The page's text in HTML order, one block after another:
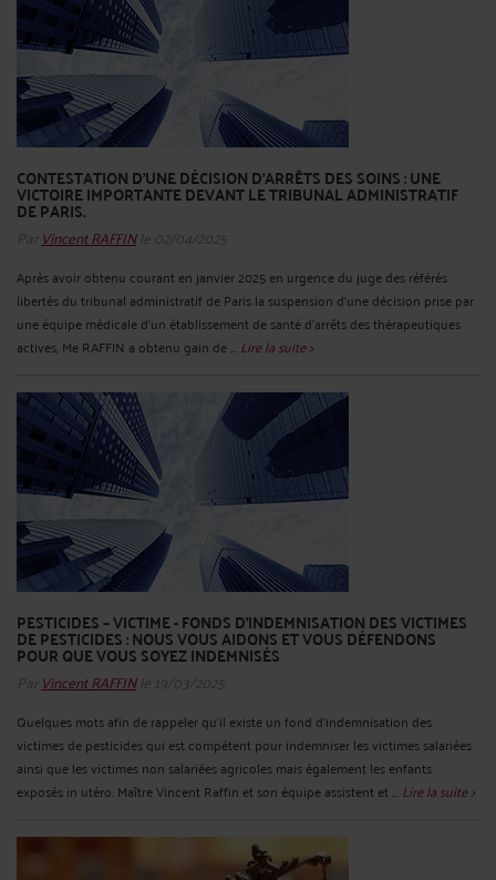
CONTESTATION D’UNE DÉCISION D’ARRÊTS DES SOINS : UNE
VICTOIRE IMPORTANTE DEVANT LE TRIBUNAL ADMINISTRATIF
DE PARIS.
Par Vincent RAFFINle 02/04/2025
Après avoir obtenu courant en janvier 2025 en urgence du juge des référés
libertés du tribunal administratif de Paris la suspension d'une décision prise par
une équipe médicale d'un établissement de santé d'arrêts des thérapeutiques
actives, Me RAFFIN a obtenu gain de ... Lire la suite >
PESTICIDES – VICTIME - FONDS D'INDEMNISATION DES VICTIMES
DE PESTICIDES : NOUS VOUS AIDONS ET VOUS DÉFENDONS
POUR QUE VOUS SOYEZ INDEMNISÉS
Par Vincent RAFFINle 19/03/2025
Quelques mots afin de rappeler qu'il existe un fond d'indemnisation des
victimes de pesticides qui est compétent pour indemniser les victimes salariées
ainsi que les victimes non salariées agricoles mais également les enfants
exposés in utéro. Maître Vincent Raffin et son équipe assistent et ... Lire la suite >